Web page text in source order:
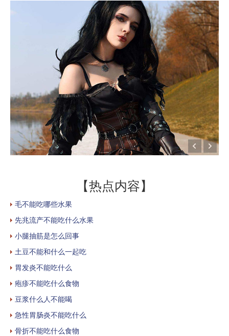
【热点内容】
毛不能吃哪些水果
先兆流产不能吃什么水果
小腿抽筋是怎么回事
土豆不能和什么一起吃
胃发炎不能吃什么
疱疹不能吃什么食物
豆浆什么人不能喝
急性胃肠炎不能吃什么
骨折不能吃什么食物